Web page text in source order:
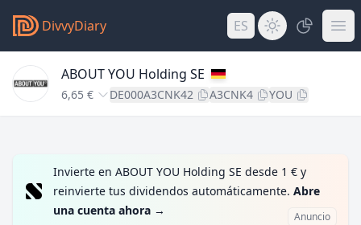
DivvyDiary ES
ABOUT YOU Holding SE
6,65 € DE000A3CNK42 A3CNK4 YOU
Invierte en ABOUT YOU Holding SE desde 1 € y
reinvierte tus dividendos automáticamente. Abre
una cuenta ahora → Anuncio